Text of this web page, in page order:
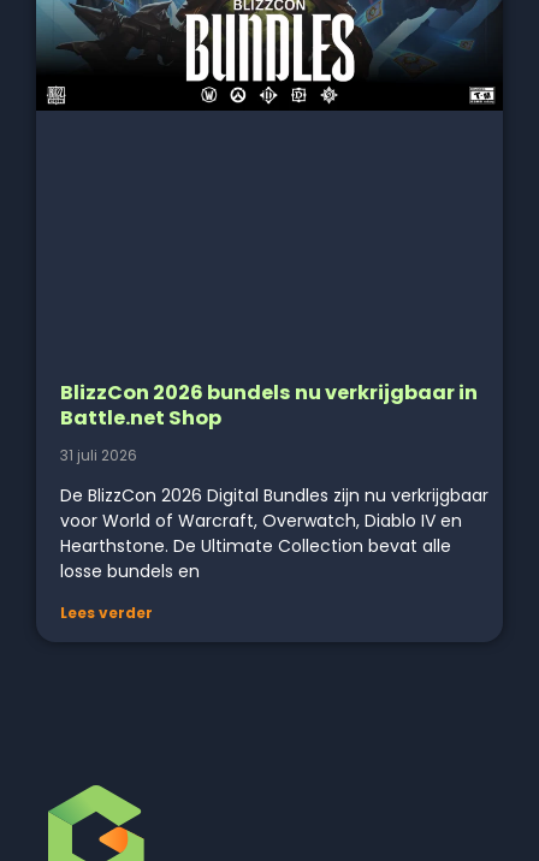
BlizzCon 2026 bundels nu verkrijgbaar in
Battle.net Shop
31 juli 2026
De BlizzCon 2026 Digital Bundles zijn nu verkrijgbaar
voor World of Warcraft, Overwatch, Diablo IV en
Hearthstone. De Ultimate Collection bevat alle
losse bundels en
Lees verder